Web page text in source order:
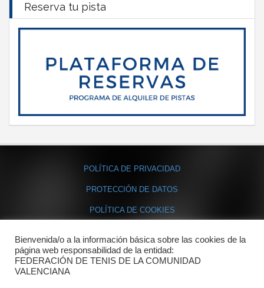
Reserva tu pista
POLÍTICA DE PRIVACIDAD
PROTECCIÓN DE DATOS
POLÍTICA DE COOKIES
Contacto
Dónde estamos
Bienvenida/o a la información básica sobre las cookies de la
página web responsabilidad de la entidad:
FEDERACIÓN DE TENIS DE LA COMUNIDAD
VALENCIANA